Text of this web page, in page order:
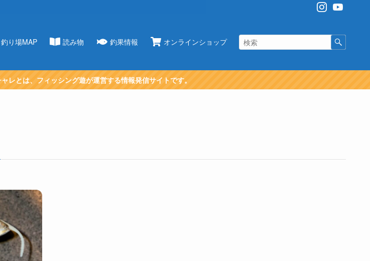
釣り場MAP 読み物 釣果情報 オンラインショップ
レとは、フィッシング遊が運営する情報発信サイトです。